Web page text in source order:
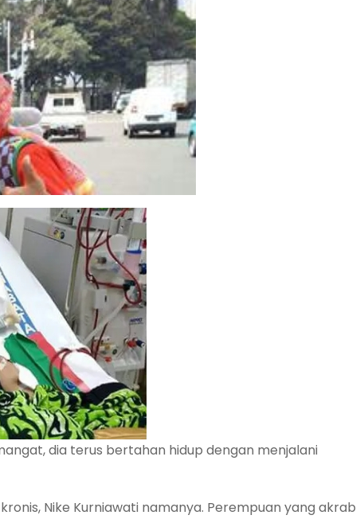
dia terus bertahan hidup dengan menjalani
Nike Kurniawati namanya. Perempuan yang akrab